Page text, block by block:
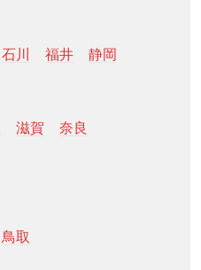
石川 福井 静岡
滋賀 奈良
鳥取